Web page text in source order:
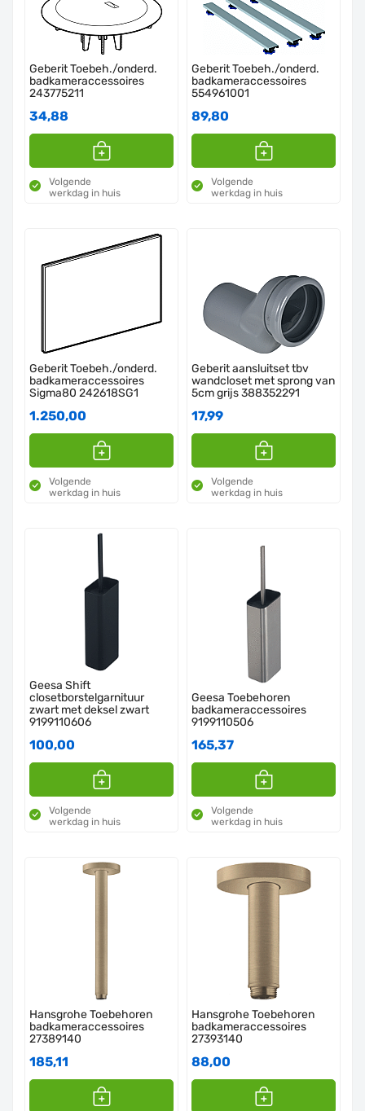
Geberit Toebeh./onderd.
badkameraccessoires
243775211
34,88
Volgende
werkdag in huis
Geberit Toebeh./onderd.
badkameraccessoires
554961001
89,80
Volgende
werkdag in huis
Geberit Toebeh./onderd.
badkameraccessoires
Sigma80 242618SG1
1.250,00
Volgende
werkdag in huis
Geberit aansluitset tbv
wandcloset met sprong van
5cm grijs 388352291
17,99
Volgende
werkdag in huis
Geesa Shift
closetborstelgarnituur
zwart met deksel zwart
9199110606
100,00
Volgende
werkdag in huis
Geesa Toebehoren
badkameraccessoires
9199110506
165,37
Volgende
werkdag in huis
Hansgrohe Toebehoren
badkameraccessoires
27389140
185,11
Hansgrohe Toebehoren
badkameraccessoires
27393140
88,00